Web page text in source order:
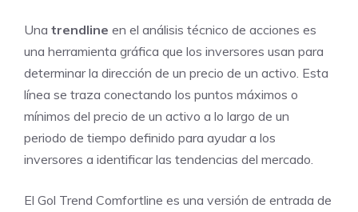
Una trendline en el análisis técnico de acciones es
una herramienta gráfica que los inversores usan para
determinar la dirección de un precio de un activo. Esta
línea se traza conectando los puntos máximos o
mínimos del precio de un activo a lo largo de un
periodo de tiempo definido para ayudar a los
inversores a identificar las tendencias del mercado.
El Gol Trend Comfortline es una versión de entrada de